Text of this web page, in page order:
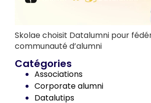
Skolae choisit Datalumni pour
communauté d’alumni
Catégories
Associations
Corporate alumni
Datalutips